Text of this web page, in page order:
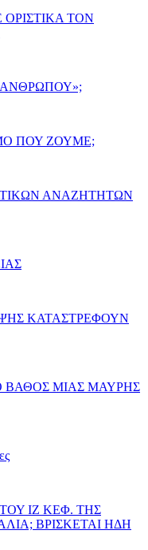
ΤΟΝ
ΑΝΘΡΩΠΟΥ»;
ΠΟΥ ΖΟΥΜΕ;
ΑΝΑΖΗΤΗΤΩΝ
ΚΑΤΑΣΤΡΕΦΟΥΝ
ΒΑΘΟΣ ΜΙΑΣ ΜΑΥΡΗΣ
ΙΖ ΚΕΦ. ΤΗΣ
ΒΡΙΣΚΕΤΑΙ ΗΔΗ